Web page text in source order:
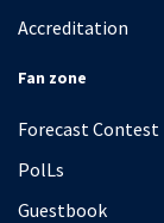
Accreditation
Fan zone
Forecast Contest
PolLs
Guestbook